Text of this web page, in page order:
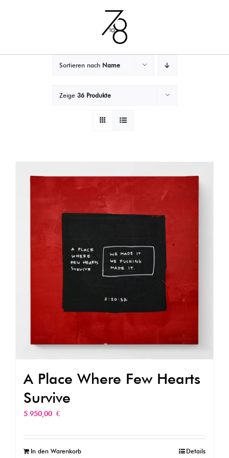
Sortieren nach Name
Zeige 36 Produkte
A Place Where Few Hearts
Survive
5.950,00 €
In den Warenkorb Details